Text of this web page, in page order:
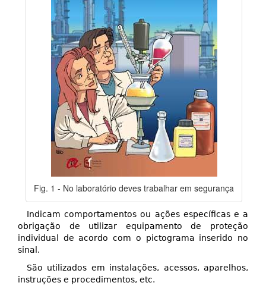
Fig. 1 - No laboratório deves trabalhar em segurança
Indicam comportamentos ou ações específicas e a
obrigação de utilizar equipamento de proteção
individual de acordo com o pictograma inserido no
sinal.
São utilizados em instalações, acessos, aparelhos,
instruções e procedimentos, etc.